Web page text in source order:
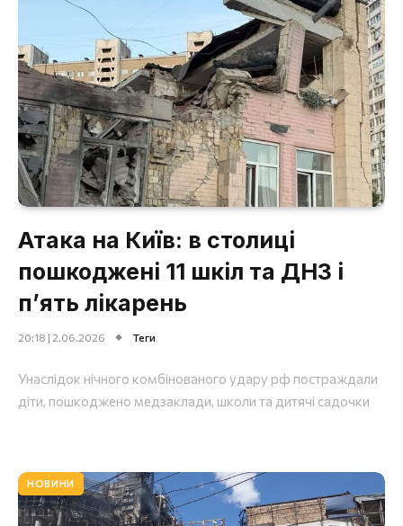
Атака на Київ: в столиці
пошкоджені 11 шкіл та ДНЗ і
п’ять лікарень
20:18 | 2.06.2026 Теги
Унаслідок нічного комбінованого удару рф постраждали
діти, пошкоджено медзаклади, школи та дитячі садочки
НОВИНИ